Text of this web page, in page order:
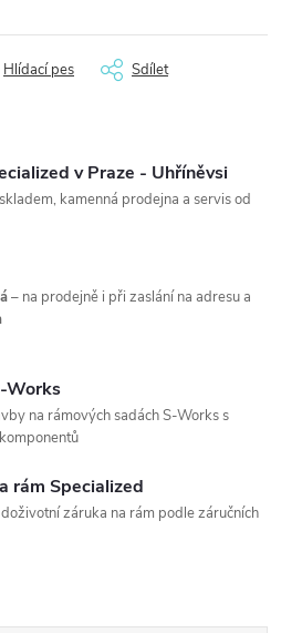
Hlídací pes Sdílet
v Praze - Uhříněvsi
kamenná prodejna a servis od
– na prodejně i při zaslání na adresu a
Works
na rámových sadách S-Works s
rám Specialized
záruka na rám podle záručních